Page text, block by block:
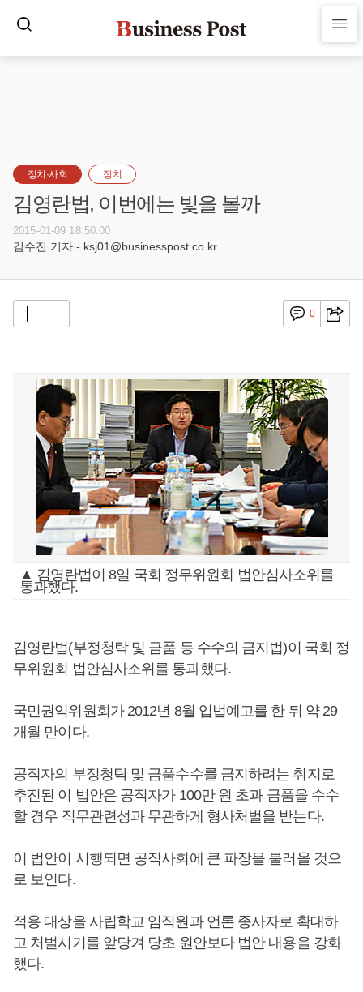
정치·사회 정치
김영란법, 이번에는 빛을 볼까
2015-01-09 18:50:00
김수진 기자 - ksj01@businesspost.co.kr
0
▲ 김영란법이 8일 국회 정무위원회 법안심사소위를
통과했다.
김영란법(부정청탁 및 금품 등 수수의 금지법)이 국회 정
무위원회 법안심사소위를 통과했다.
국민권익위원회가 2012년 8월 입법예고를 한 뒤 약 29
개월 만이다.
공직자의 부정청탁 및 금품수수를 금지하려는 취지로
추진된 이 법안은 공직자가 100만 원 초과 금품을 수수
할 경우 직무관련성과 무관하게 형사처벌을 받는다.
이 법안이 시행되면 공직사회에 큰 파장을 불러올 것으
로 보인다.
적용 대상을 사립학교 임직원과 언론 종사자로 확대하
고 처벌시기를 앞당겨 당초 원안보다 법안 내용을 강화
했다.